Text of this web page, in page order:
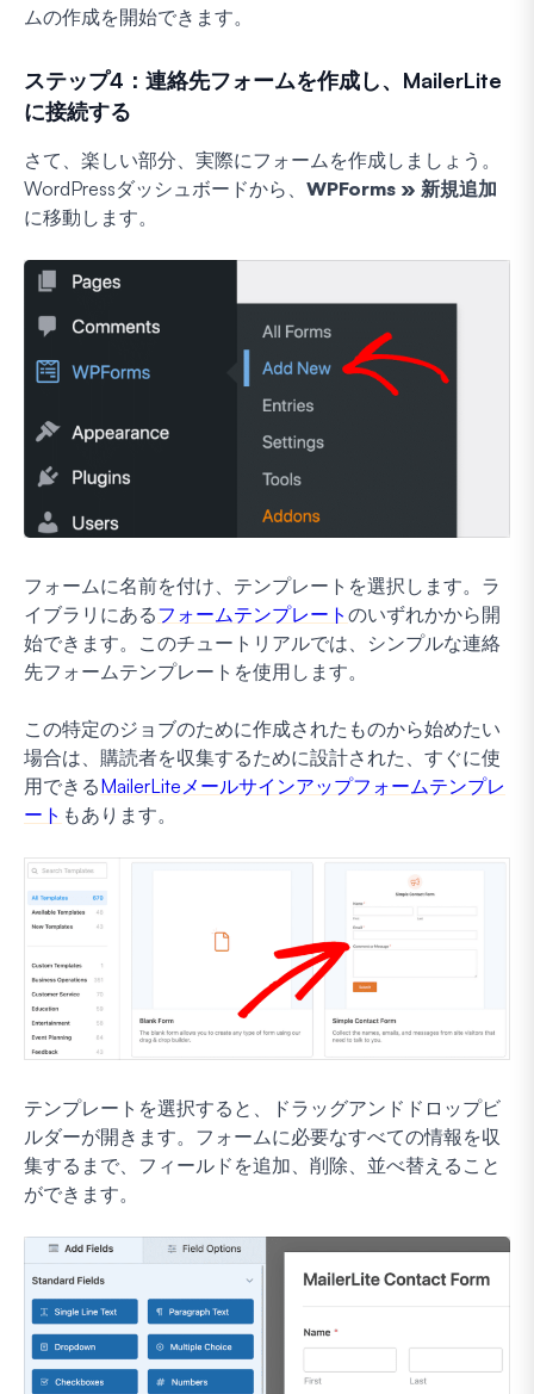
ムの作成を開始できます。
ステップ4：連絡先フォームを作成し、MailerLite
に接続する
さて、楽しい部分、実際にフォームを作成しましょう。
WordPressダッシュボードから、 WPForms » 新規追加
に移動します。
フォームに名前を付け、テンプレートを選択します。ラ
イブラリにあるフォームテンプレート のいずれかから開
始できます。このチュートリアルでは、シンプルな連絡
先フォームテンプレートを使用します。
この特定のジョブのために作成されたものから始めたい
場合は、購読者を収集するために設計された、すぐに使
用できるMailerLiteメールサインアップフォームテンプレ
ート もあります。
テンプレートを選択すると、ドラッグアンドドロップビ
ルダーが開きます。フォームに必要なすべての情報を収
集するまで、フィールドを追加、削除、並べ替えること
ができます。